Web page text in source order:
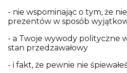
- nie wspominając o tym, że nie
prezentów w sposób
- a Twoje wywody polityczne
stan przedzawałowy
- i fakt, że pewnie nie